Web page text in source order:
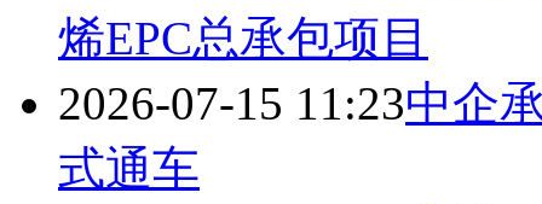
烯EPC总承包项目
2026-07-15 11:23中企
式通车